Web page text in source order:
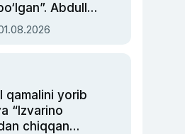
Abdulla
siyosiy
asrab
qamalini yorib
“Izvarino
chiqqan